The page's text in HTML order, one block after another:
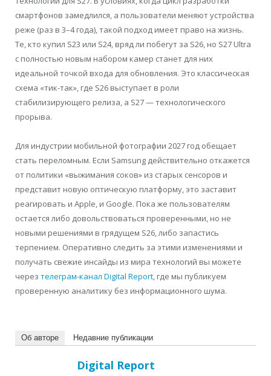
смартфонов замедлился, а пользователи меняют устройства
реже (раз в 3–4 года), такой подход имеет право на жизнь.
Те, кто купил S23 или S24, вряд ли побегут за S26, но S27 Ultra
с полностью новым набором камер станет для них
идеальной точкой входа для обновления. Это классическая
схема «тик-так», где S26 выступает в роли
стабилизирующего релиза, а S27 — технологического
прорыва.
Для индустрии мобильной фотографии 2027 год обещает
стать переломным. Если Samsung действительно откажется
от политики «выжимания соков» из старых сенсоров и
представит новую оптическую платформу, это заставит
реагировать и Apple, и Google. Пока же пользователям
остается либо довольствоваться проверенными, но не
новыми решениями в грядущем S26, либо запастись
терпением. Оперативно следить за этими изменениями и
получать свежие инсайды из мира технологий вы можете
через телеграм-канал Digital Report, где мы публикуем
проверенную аналитику без информационного шума.
Об авторе Недавние публикации
Digital Report